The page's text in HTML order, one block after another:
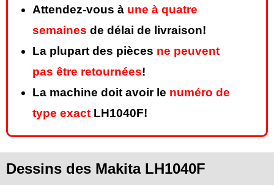
Attendez-vous à une à quatre
semaines de délai de livraison!
La plupart des pièces ne peuvent
pas être retournées!
La machine doit avoir le numéro de
type exact LH1040F!
Dessins des Makita LH1040F